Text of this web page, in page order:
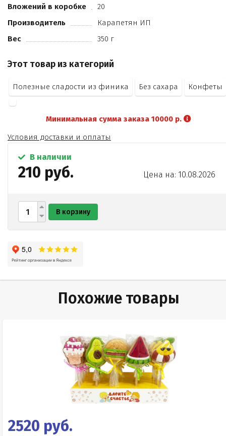
кокос
амарант.
Вложений в коробке
20
Производитель
Карапетян ИП
Вес
350 г
Этот товар из категорий
Полезные сладости из финика Без сахара Конфеты
Минимальная сумма заказа 10000 р.
Условия доставки и оплаты
В наличии
210 руб. Цена на: 10.08.2026
В корзину
Похожие товары
2520 руб.